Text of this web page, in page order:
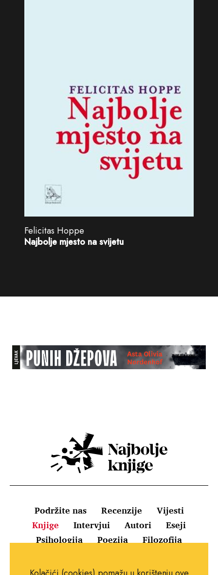
Felicitas Hoppe
Najbolje mjesto na svijetu
Podržite nas Recenzije
Vijesti
Knjige
Intervjui Autori
Eseji
Psihologija
Poezija Filozofija
Uvjeti korištenja Pravila o kolačićima